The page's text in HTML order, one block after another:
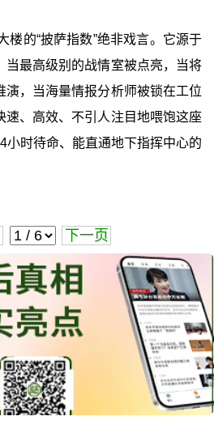
楼的“披萨指数”绝非戏言。它源于
当最高级别的战情室被点亮，当将
演，当海量情报分析师被锁在工位
速、高效、不引人注目地喂饱这座
小时待命、能直通地下指挥中心的
下一页